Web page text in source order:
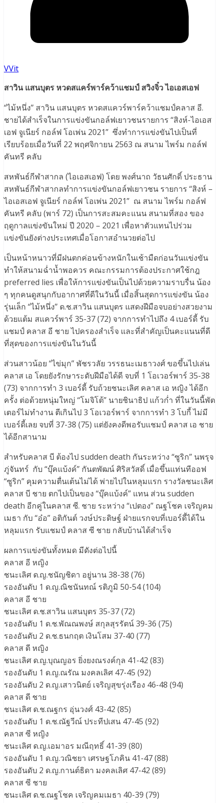
VVit
สาวิน แสนบุตร หวดสแคร์พาร์คว้าแชมป์ สวิงจิ๋ว ไอเอสเอฟ
“ไม้หนึ่ง” สาวิน แสนบุตร หวดสแควร์พาร์คว้าแชมป์คลาส อี.
ชายได้สำเร็จในการแข่งขันกอล์ฟเยาวชนรายการ “สิงห์-ไอเอส
เอฟ จูเนียร์ กอล์ฟ โอเพ่น 2021” ซึ่งทำการแข่งขันไปเป็นที่
เรียบร้อยเมื่อวันที่ 22 พฤศจิกายน 2563 ณ สนาม ไพร์ม กอล์ฟ
คันทรี คลับ
สหพันธ์กีฬาสากล (ไอเอสเอฟ) โดย พงศ์นาถ วัธนศักดิ์ ประธาน
สหพันธ์กีฬาสากลทำการแข่งขันกอล์ฟเยาวชน รายการ “สิงห์ –
ไอเอสเอฟ จูเนียร์ กอล์ฟ โอเพ่น 2021” ณ สนาม ไพร์ม กอล์ฟ
คันทรี คลับ (พาร์ 72) เป็นการสะสมคะแนน สนามที่สอง ของ
ฤดูกาลแข่งขันใหม่ ปี 2020 – 2021 เพื่อหาตัวแทนไปร่วม
แข่งขันยังต่างประเทศเมื่อโอกาสอำนวยต่อไป
เป็นหน้าหนาวที่มีฝนตกค่อนข้างหนักในเช้ามืดก่อนวันแข่งขัน
ทำให้สนามฉ่ำน้ำพอควร คณะกรรมการต้องประกาศใช้กฎ
preferred lies เพื่อให้การแข่งขันเป็นไปด้วยความราบรื่น น้อง
ๆ ทุกคนดูสนุกกับอากาศที่ดีในวันนี้ เมื่อสิ้นสุดการแข่งขัน น้อง
รุ่นเล็ก “ไม้หนึ่ง” ด.ช.สาวิน แสนบุตร แสดงฝีมือจบอย่างสวยงาม
ด้วยแต้ม สแควร์พาร์ 35-37 (72) จากการทำไปถึง 4 เบอร์ดี้ รับ
แชมป์ คลาส อี ชาย ไปครองสำเร็จ และที่สำคัญเป็นคะแนนที่ดี
ที่สุดของการแข่งขันในวันนี้
ส่วนสาวน้อย “ไข่มุก” พัชรวลัย วรรธนะเมธาวงศ์ ขอขึ้นไปเล่น
คลาส เอ โดยยังรักษาระดับฝีมือได้ดี จบที่ 1 โอเวอร์พาร์ 35-38
(73) จากการทำ 3 เบอร์ดี้ รับถ้วยชนะเลิศ คลาส เอ หญิง ได้อีก
ครั้ง ต่อด้วยหนุ่มใหญ่ “โมจิโต้” นายชินาธิป แก้วก่ำ ที่ในวันนี้พัต
เตอร์ไม่ทำงาน ตีเกินไป 3 โอเวอร์พาร์ จากการทำ 3 โบกี้ ไม่มี
เบอร์ดี้เลย จบที่ 37-38 (75) แต่ยังคงดีพอรับแชมป์ คลาส เอ ชาย
ได้อีกสานาม
สำหรับคลาส บี ต้องไป sudden death กันระหว่าง “ซูริก” นพรุจ
ภู่จันทร์ กับ “บุ๊คแบ้งค์” กันตพัฒน์ ศิริสวัสดิ์ เมื่อขึ้นแท่นทีออฟ
“ซูริก” คุมความตื่นเต้นไม่ได้ พ่ายไปในหลุมแรก รางวัลชนะเลิศ
คลาส บี ชาย ตกไปเป็นของ “บุ๊คแบ้งค์” แทน ส่วน sudden
death อีกคู่ในคลาส ซี. ชาย ระหว่าง “เปตอง” ณฐโชค เจริญคม
เมธา กับ “อ๋อ” อติกันต์ วงษ์ประดิษฐ์ ฝ่ายแรกจบที่เบอร์ดี้ได้ใน
หลุมแรก รับแชมป์ คลาส ซี ชาย กลับบ้านได้สำเร็จ
ผลการแข่งขันทั้งหมด มีดังต่อไปนี้
คลาส อี หญิง
ชนะเลิศ ด.ญ.ชนัญชิดา อยู่นาน 38-38 (76)
รองอันดับ 1 ด.ญ.ณิชนันทณ์ รติภูมิ 50-54 (104)
คลาส อี ชาย
ชนะเลิศ ด.ช.สาวิน แสนบุตร 35-37 (72)
รองอันดับ 1 ด.ช.พัณณพงษ์ สกุลสุรรัตน์ 39-36 (75)
รองอันดับ 2 ด.ช.ธนกฤต เงินโสม 37-40 (77)
คลาส ดี หญิง
ชนะเลิศ ด.ญ.บุณญอร ยิ่งยงณรงค์กุล 41-42 (83)
รองอันดับ 1 ด.ญ.ณรัณ มงคลเลิศ 47-45 (92)
รองอันดับ 2 ด.ญ.เสาวนิตย์ เจริญสุขรุ่งเรือง 46-48 (94)
คลาส ดี ชาย
ชนะเลิศ ด.ช.ณฐกร อุ่นวงศ์ 43-42 (85)
รองอันดับ 1 ด.ช.ณัฐวีณ์ ประทีปเสน 47-45 (92)
คลาส ซี หญิง
ชนะเลิศ ด.ญ.เอมาอร มณีฤทธิ์ 41-39 (80)
รองอันดับ 1 ด.ญ.วณิชยา เศรษฐโภคิน 41-47 (88)
รองอันดับ 2 ด.ญ.กานต์ธิดา มงคลเลิศ 47-42 (89)
คลาส ซี ชาย
ชนะเลิศ ด.ช.ณฐโชค เจริญคมเมธา 40-39 (79)